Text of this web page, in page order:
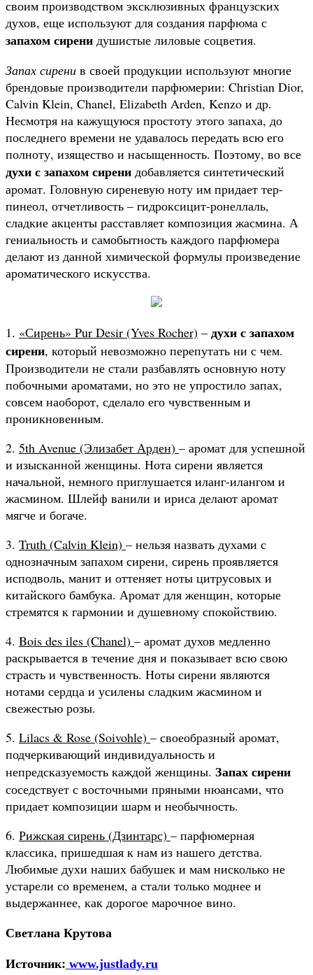
своим производством эксклюзивных французских
духов, еще используют для создания парфюма с
запахом сирени душистые лиловые соцветия.
Запах сирени в своей продукции используют многие
брендовые производители парфюмерии: Christian Dior,
Calvin Klein, Chanel, Elizabeth Arden, Kenzo и др.
Несмотря на кажущуюся простоту этого запаха, до
последнего времени не удавалось передать всю его
полноту, изящество и насыщенность. Поэтому, во все
духи с запахом сирени добавляется синтетический
аромат. Головную сиреневую ноту им придает тер-
пинеол, отчетливость – гидроксицит-ронеллаль,
сладкие акценты расставляет композиция жасмина. А
гениальность и самобытность каждого парфюмера
делают из данной химической формулы произведение
ароматического искусства.
1. «Сирень» Pur Desir (Yves Rocher) – духи с запахом
сирени, который невозможно перепутать ни с чем.
Производители не стали разбавлять основную ноту
побочными ароматами, но это не упростило запах,
совсем наоборот, сделало его чувственным и
проникновенным.
2. 5th Avenue (Элизабет Арден) – аромат для успешной
и изысканной женщины. Нота сирени является
начальной, немного приглушается иланг-илангом и
жасмином. Шлейф ванили и ириса делают аромат
мягче и богаче.
3. Truth (Calvin Klein) – нельзя назвать духами с
однозначным запахом сирени, сирень проявляется
исподволь, манит и оттеняет ноты цитрусовых и
китайского бамбука. Аромат для женщин, которые
стремятся к гармонии и душевному спокойствию.
4. Bois des iles (Chanel) – аромат духов медленно
раскрывается в течение дня и показывает всю свою
страсть и чувственность. Ноты сирени являются
нотами сердца и усилены сладким жасмином и
свежестью розы.
5. Lilacs & Rose (Soivohle) – своеобразный аромат,
подчеркивающий индивидуальность и
непредсказуемость каждой женщины. Запах сирени
соседствует с восточными пряными нюансами, что
придает композиции шарм и необычность.
6. Рижская сирень (Дзинтарс) – парфюмерная
классика, пришедшая к нам из нашего детства.
Любимые духи наших бабушек и мам нисколько не
устарели со временем, а стали только моднее и
выдержаннее, как дорогое марочное вино.
Светлана Крутова
Источник: www.justlady.ru